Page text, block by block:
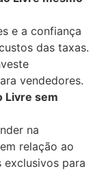
e a confiança
das taxas.
vendedores.
Livre sem
na
relação ao
exclusivos para